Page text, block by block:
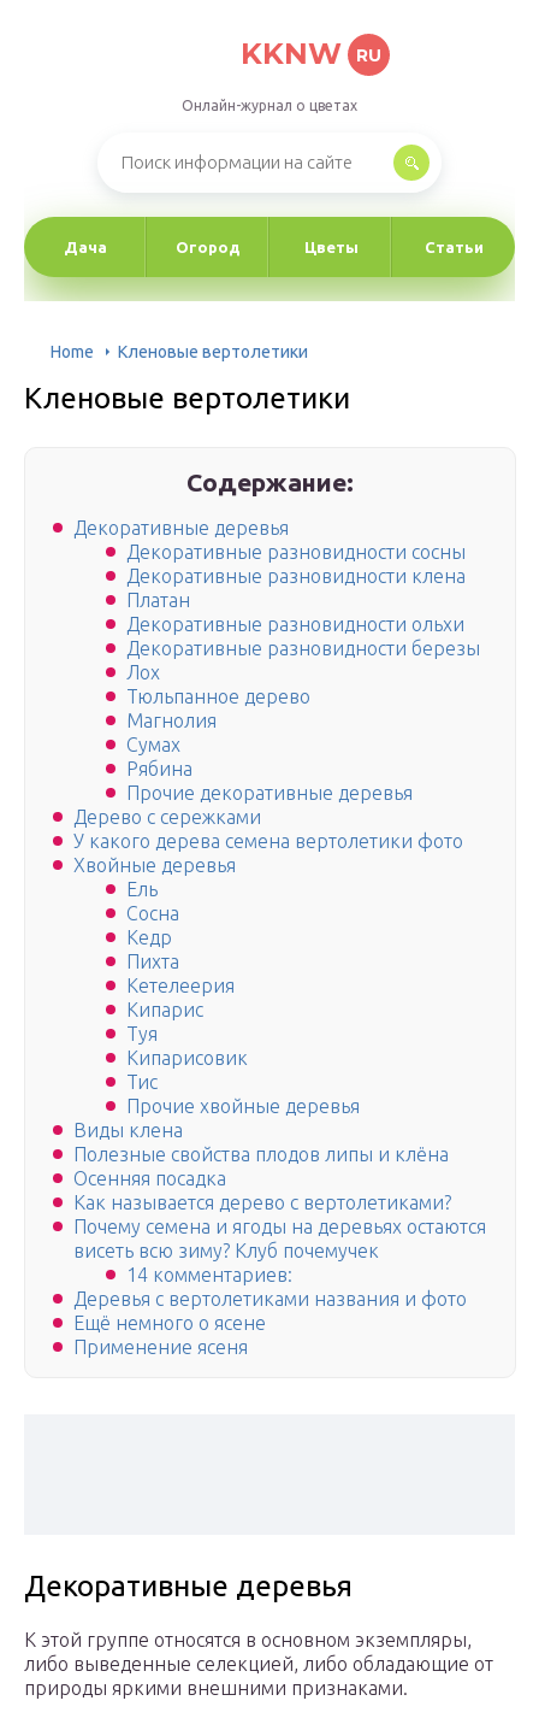
KKNW RU
Онлайн-журнал о цветах
Дача Огород Цветы Статьи
Home Кленовые вертолетики
Кленовые вертолетики
Содержание:
Декоративные деревья
Декоративные разновидности сосны
Декоративные разновидности клена
Платан
Декоративные разновидности ольхи
Декоративные разновидности березы
Лох
Тюльпанное дерево
Магнолия
Сумах
Рябина
Прочие декоративные деревья
Дерево с сережками
У какого дерева семена вертолетики фото
Хвойные деревья
Ель
Сосна
Кедр
Пихта
Кетелеерия
Кипарис
Туя
Кипарисовик
Тис
Прочие хвойные деревья
Виды клена
Полезные свойства плодов липы и клёна
Осенняя посадка
Как называется дерево с вертолетиками?
Почему семена и ягоды на деревьях остаются
висеть всю зиму? Клуб почемучек
14 комментариев:
Деревья с вертолетиками названия и фото
Ещё немного о ясене
Применение ясеня
Декоративные деревья
К этой группе относятся в основном экземпляры,
либо выведенные селекцией, либо обладающие от
природы яркими внешними признаками.